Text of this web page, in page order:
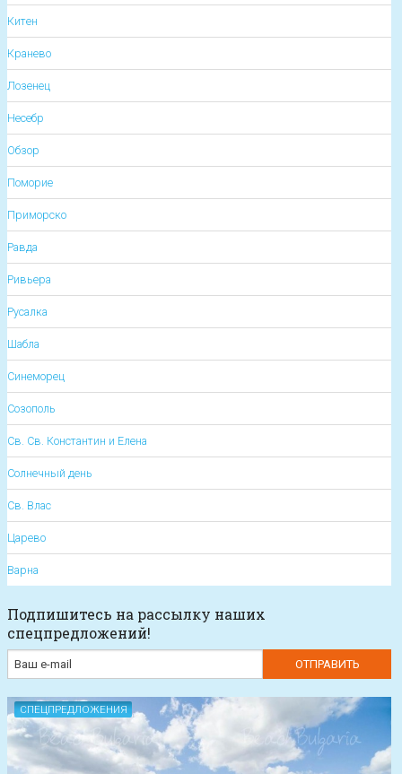
Китен
Кранево
Лозенец
Несебр
Обзор
Поморие
Приморско
Равда
Ривьера
Русалка
Шабла
Синеморец
Созополь
Св. Св. Константин и Елена
Солнечный день
Св. Влас
Царево
Варна
Подпишитесь на рассылку наших
спецпредложений!
СПЕЦПРЕДЛОЖЕНИЯ